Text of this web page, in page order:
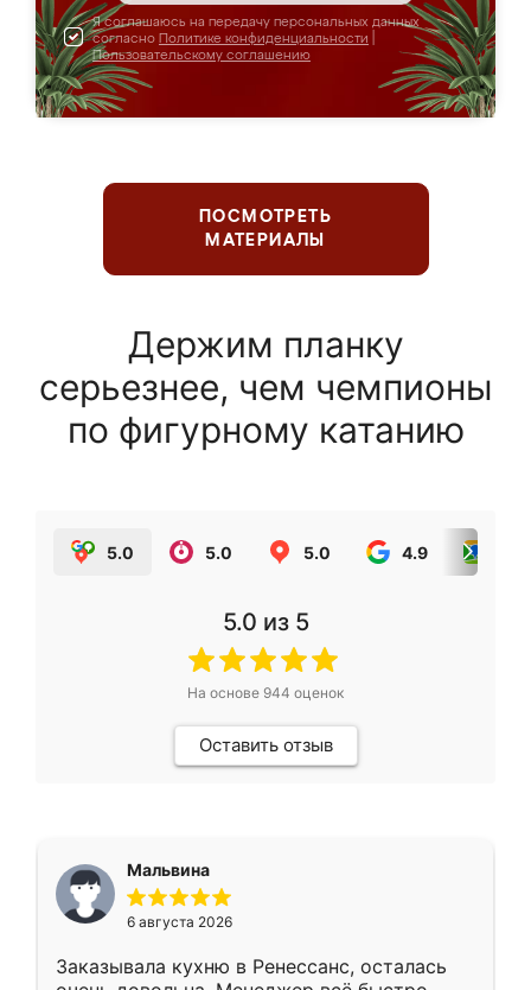
Я соглашаюсь на передачу персональных данных
согласно Политике конфиденциальности
Пользовательскому соглашению
ПОСМОТРЕТЬ
МАТЕРИАЛЫ
Держим планку
серьезнее, чем чемпионы
по фигурному катанию
5.0 5.0 5.0 4.9
5.0 из 5
На основе 944 оценок
Оставить отзыв
Мальвина
6 августа 2026
Заказывала кухню в Ренессанс, осталась